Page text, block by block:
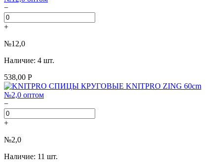
−
+
№12,0
Наличие: 4 шт.
538,00 Р
−
+
№2,0
Наличие: 11 шт.